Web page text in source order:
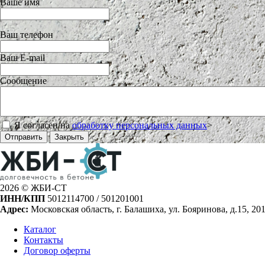
Ваше имя
Ваш телефон
Ваш E-mail
Сообщение
Я согласен наобработку персональных данных>
Отправить Закрыть
2026 © ЖБИ-СТ
ИНН/КПП 5012114700 / 501201001
Адрес: Московская область, г. Балашиха, ул. Бояринова, д.15, 201
Каталог
Контакты
Договор оферты